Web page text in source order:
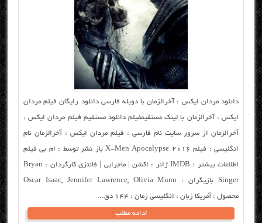
دانلود مردان ایکس : آخرالزمان با دوبله فارسی دانلود رایگان فیلم مردان
ایکس : آخرالزمان با لینک مستقیمفیلم دانلود مستقیم فیلم مردان ایکس :
آخرالزمان از سرور سایت نام فارسی : فیلم مردان ایکس : آخرالزمان نام
انگلیسی : فیلم X-Men Apocalypse 2016 باز نشر توسط : ام بی فیلم
اطلاعات بیشتر : IMDB ژانر : اکشن | ماجرایی | فانتزی کارگردان : Bryan
Singer بازیگران : Oscar Isaac, Jennifer Lawrence, Olivia Munn
محصول : آمریکا زبان : انگلیسی زمان : ۱۴۴ دق...
ادامه مطلب